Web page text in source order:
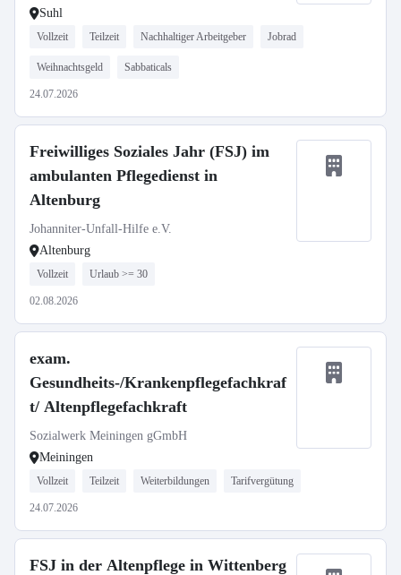
Suhl
Vollzeit Teilzeit Nachhaltiger Arbeitgeber Jobrad
Weihnachtsgeld Sabbaticals
24.07.2026
Freiwilliges Soziales Jahr (FSJ) im
ambulanten Pflegedienst in
Altenburg
Johanniter-Unfall-Hilfe e.V.
Altenburg
Vollzeit Urlaub >= 30
02.08.2026
exam.
Gesundheits-/Krankenpflegefachkraf
t/ Altenpflegefachkraft
Sozialwerk Meiningen gGmbH
Meiningen
Vollzeit Teilzeit Weiterbildungen Tarifvergütung
24.07.2026
FSJ in der Altenpflege in Wittenberg